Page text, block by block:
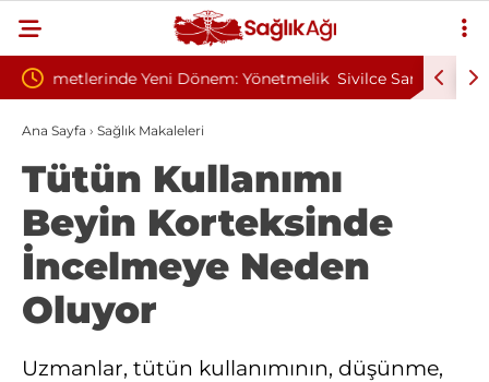
Sivilce Sandı, Cilt Kanseri Çıktı: Ameliyattan 60
Dikişle Uyandı
Baş
Ana Sayfa › Sağlık Makaleleri
Tütün Kullanımı
Beyin Korteksinde
İncelmeye Neden
Oluyor
Uzmanlar, tütün kullanımının, düşünme,